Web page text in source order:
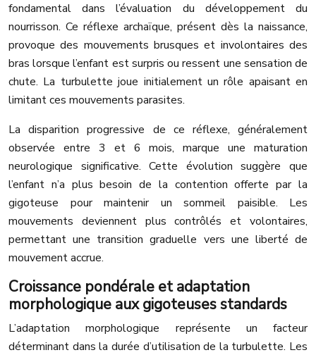
fondamental dans l’évaluation du développement du
nourrisson. Ce réflexe archaïque, présent dès la naissance,
provoque des mouvements brusques et involontaires des
bras lorsque l’enfant est surpris ou ressent une sensation de
chute. La turbulette joue initialement un rôle apaisant en
limitant ces mouvements parasites.
La disparition progressive de ce réflexe, généralement
observée entre 3 et 6 mois, marque une maturation
neurologique significative. Cette évolution suggère que
l’enfant n’a plus besoin de la contention offerte par la
gigoteuse pour maintenir un sommeil paisible. Les
mouvements deviennent plus contrôlés et volontaires,
permettant une transition graduelle vers une liberté de
mouvement accrue.
Croissance pondérale et adaptation
morphologique aux gigoteuses standards
L’adaptation morphologique représente un facteur
déterminant dans la durée d’utilisation de la turbulette. Les